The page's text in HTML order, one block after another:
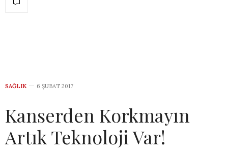
SAĞLIK 6 ŞUBAT 2017
Kanserden Korkmayın
Artık Teknoloji Var!